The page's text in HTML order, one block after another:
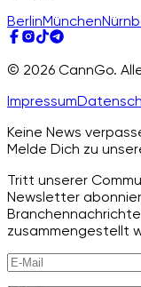
BerlinMünchen
© 2026 CannGo.
Impressum
Keine News
Melde Dich zu
Tritt unserer
Newsletter
zusammengestellt